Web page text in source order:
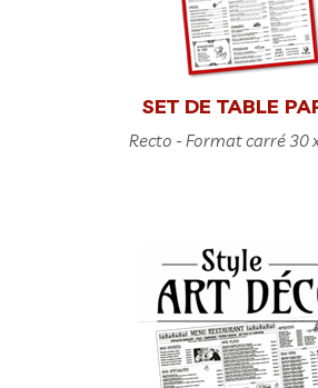
SET DE TABLE
Recto - Format carré 30